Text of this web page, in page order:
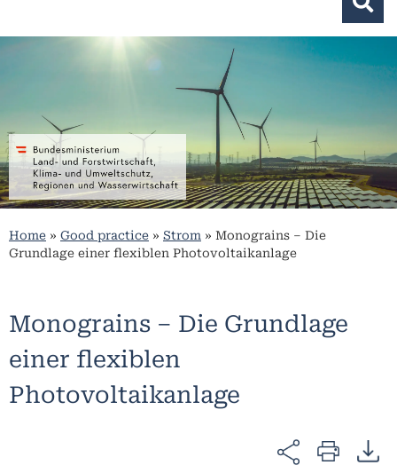
Home » Good practice » Strom » Monograins – Die
Grundlage einer flexiblen Photovoltaikanlage
Monograins – Die Grundlage
einer flexiblen
Photovoltaikanlage